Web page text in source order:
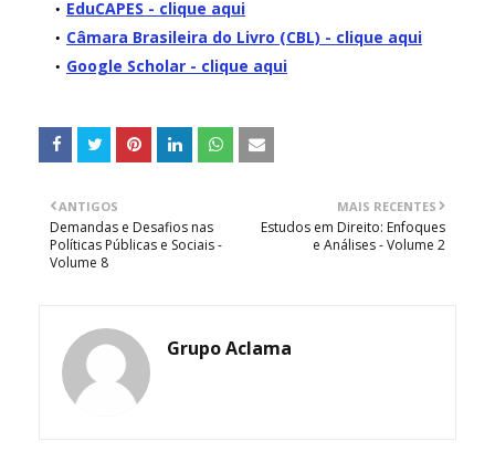
EduCAPES - clique aqui
Câmara Brasileira do Livro (CBL) - clique aqui
Google Scholar - clique aqui
MAIS RECENTES
Estudos em Direito: Enfoques
e Análises - Volume 2
ANTIGOS
Demandas e Desafios nas
Políticas Públicas e Sociais -
Volume 8
Grupo Aclama